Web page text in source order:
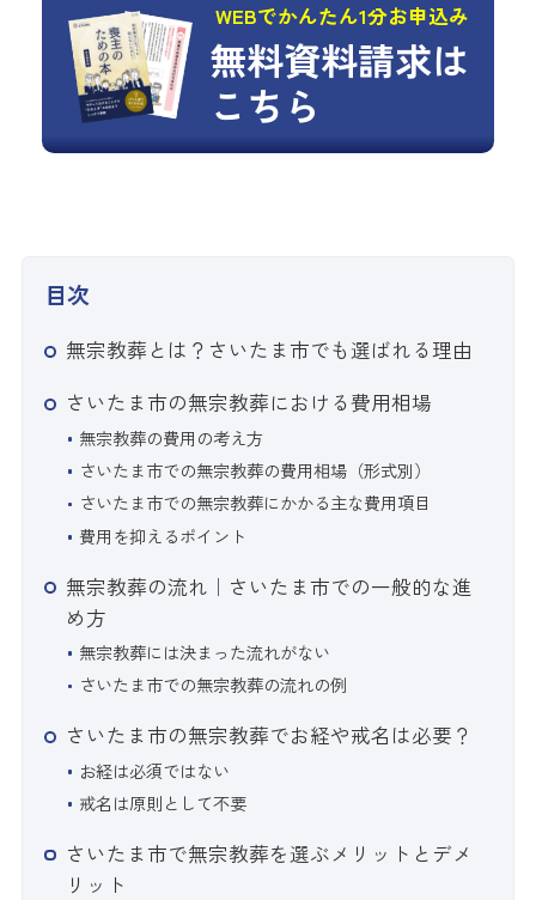
WEBでかんたん1分お申込み
無料資料請求は
こちら
目次
無宗教葬とは？さいたま市でも選ばれる理由
さいたま市の無宗教葬における費用相場
無宗教葬の費用の考え方
さいたま市での無宗教葬の費用相場（形式別）
さいたま市での無宗教葬にかかる主な費用項目
費用を抑えるポイント
無宗教葬の流れ｜さいたま市での一般的な進
め方
無宗教葬には決まった流れがない
さいたま市での無宗教葬の流れの例
さいたま市の無宗教葬でお経や戒名は必要？
お経は必須ではない
戒名は原則として不要
さいたま市で無宗教葬を選ぶメリットとデメ
リット